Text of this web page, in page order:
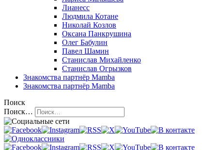
Лианесс
Людмила Котане
Николай Козлов
Оксана Панкрушина
Олег Бабулин
Павел Шамин
Станислав Михайленко
Станислав Огрызков
Знакомства партнёр Mamba
Знакомства партнёр Mamba
Поиск
Поиск…